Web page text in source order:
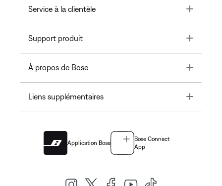
Service à la clientèle Toggle
Support produit Toggle
À propos de Bose Toggle
Liens supplémentaires Toggle
Application Bose
Bose Connect
App